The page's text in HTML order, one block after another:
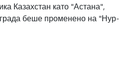
Казахстан като "Астана",
беше променено на "Нур-